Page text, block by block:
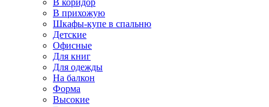
В коридор
В прихожую
Шкафы-купе в спальню
Детские
Офисные
Для книг
Для одежды
На балкон
Форма
Высокие